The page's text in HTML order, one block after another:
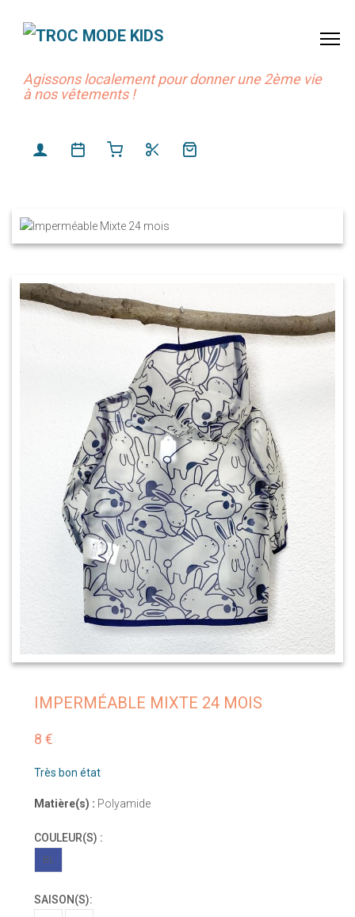
Agissons localement pour donner une 2ème vie
à nos vêtements !
IMPERMÉABLE MIXTE 24 MOIS
8 €
Très bon état
Matière(s) : Polyamide
COULEUR(S) :
BL
SAISON(S):